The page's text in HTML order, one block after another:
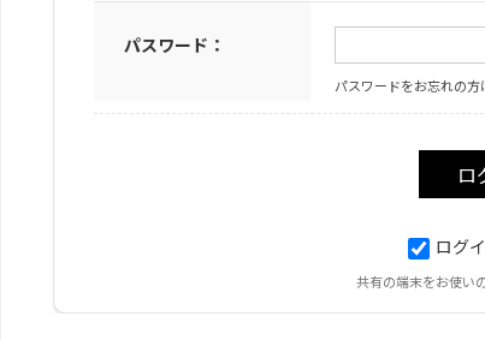
パスワード：
パスワードをお忘れの方
ログ
共有の端末をお使い